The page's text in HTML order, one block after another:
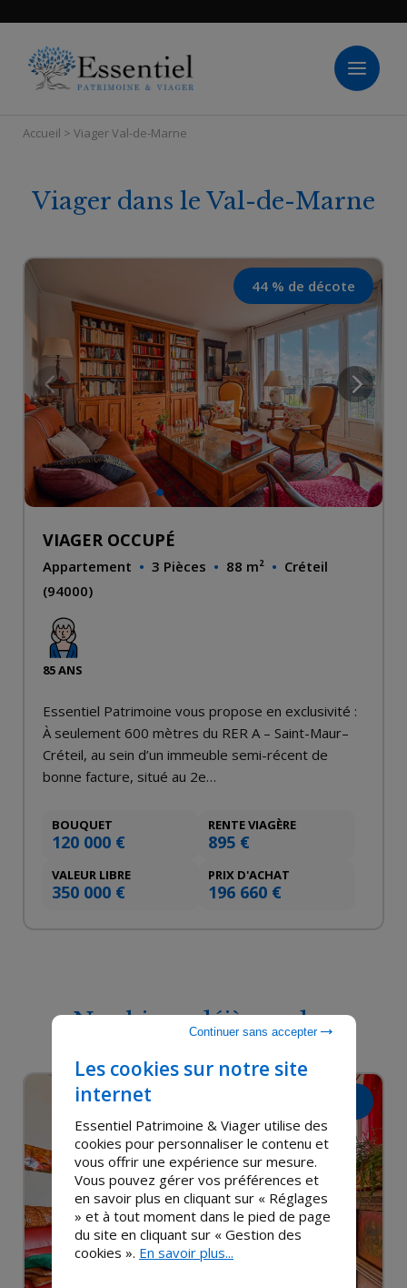
Accueil > Viager Val-de-Marne
Viager dans le Val-de-Marne
44 % de décote
VIAGER OCCUPÉ
Appartement • 3 Pièces • 88 m² • Créteil
(94000)
85 ANS
Essentiel Patrimoine vous propose en exclusivité :
À seulement 600 mètres du RER A – Saint-Maur–
Créteil, au sein d’un immeuble semi-récent de
bonne facture, situé au 2e…
BOUQUET
120 000 €
RENTE VIAGÈRE
895 €
VALEUR LIBRE
350 000 €
PRIX D'ACHAT
196 660 €
Nos biens déjà vendus
Les cookies sur notre site
internet
Essentiel Patrimoine & Viager utilise des
cookies pour personnaliser le contenu et
vous offrir une expérience sur mesure.
Vous pouvez gérer vos préférences et
en savoir plus en cliquant sur « Réglages
» et à tout moment dans le pied de page
du site en cliquant sur « Gestion des
cookies ». En savoir plus...
Continuer sans accepter